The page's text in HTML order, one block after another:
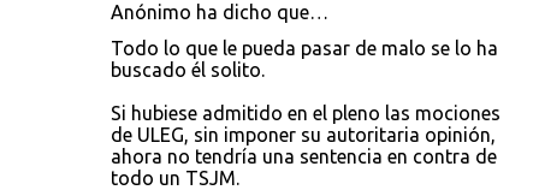
Anónimo ha dicho que…
Todo lo que le pueda pasar de malo se lo ha
buscado él solito.
Si hubiese admitido en el pleno las mociones
de ULEG, sin imponer su autoritaria opinión,
ahora no tendría una sentencia en contra de
todo un TSJM.